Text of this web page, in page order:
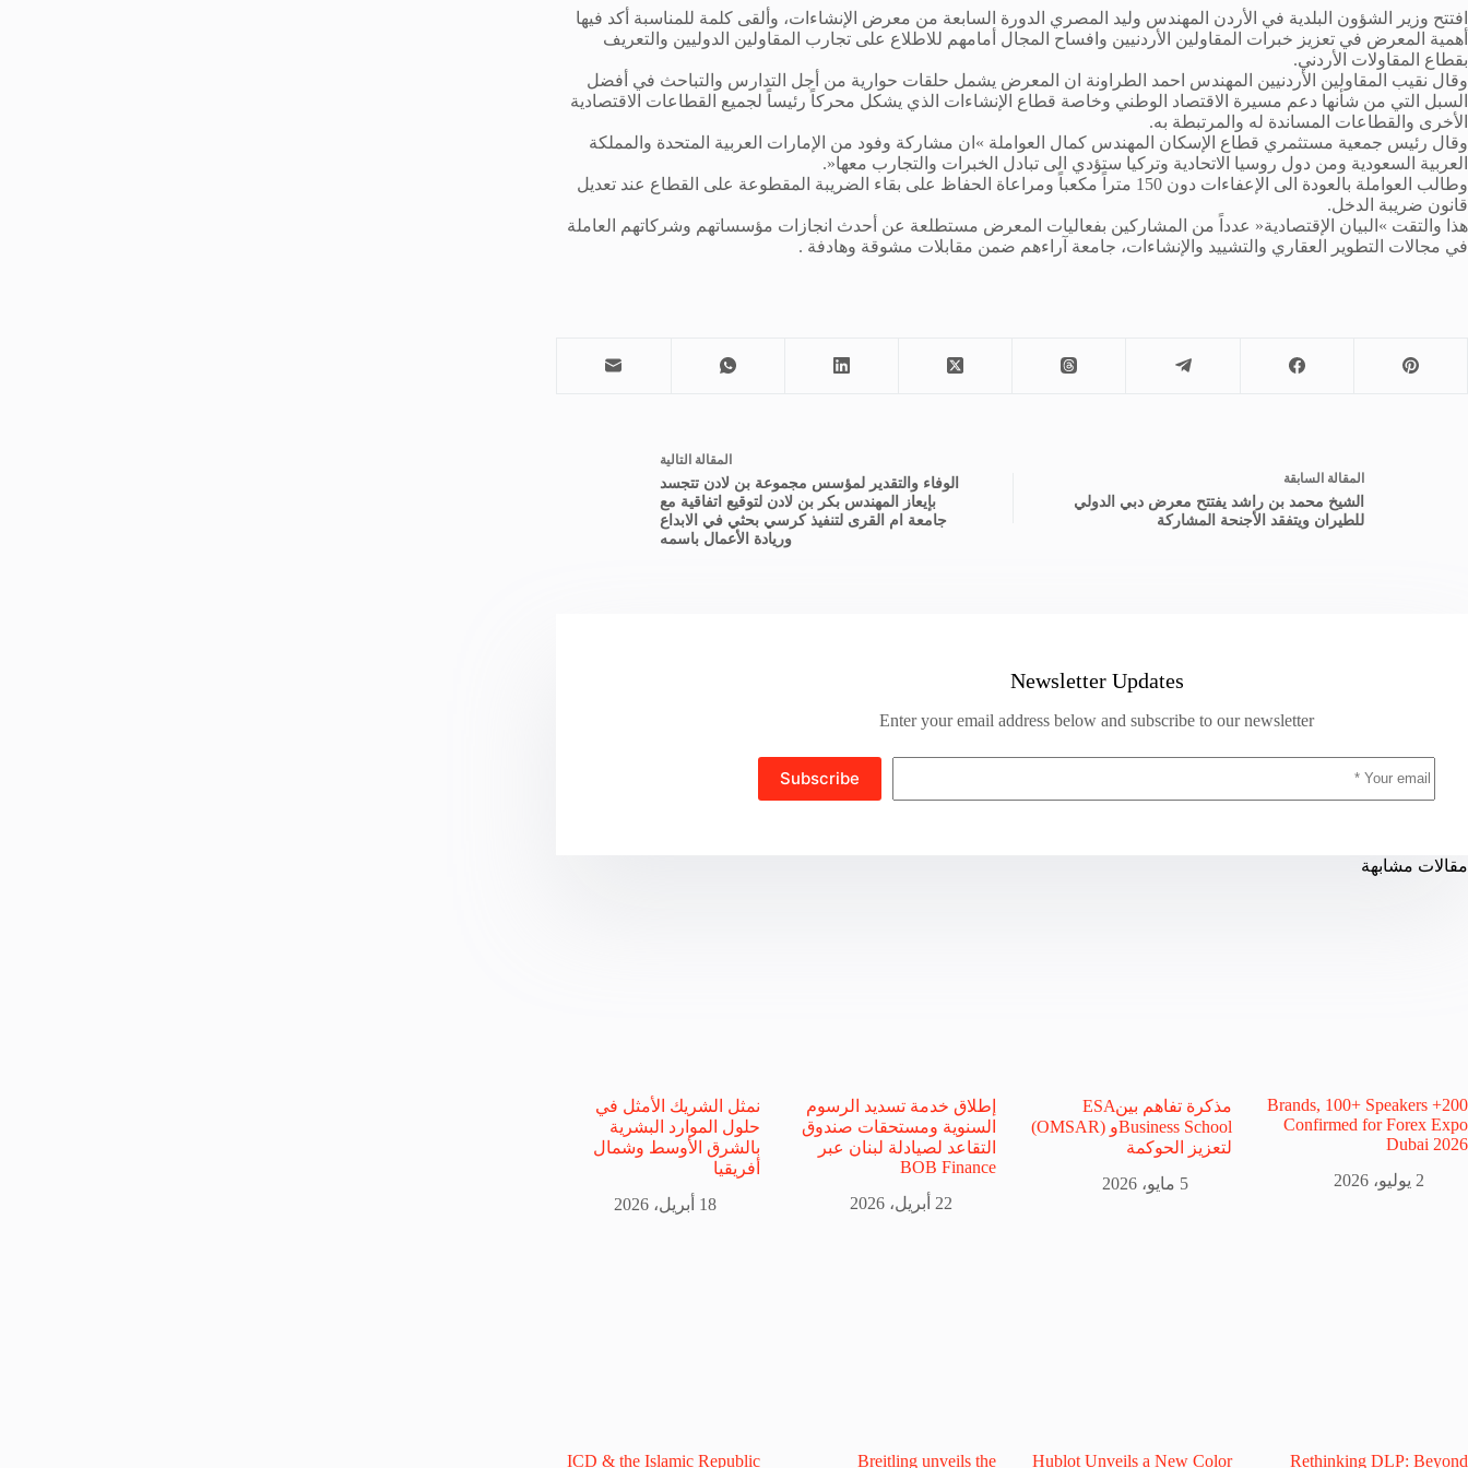
افتتح وزير الشؤون البلدية في الأردن المهندس وليد المصري الدورة السابعة من معرض الإنشاءات، وألقى كلمة للمناسبة أكد فيها
أهمية المعرض في تعزيز خبرات المقاولين الأردنيين وافساح المجال أمامهم للاطلاع على تجارب المقاولين الدوليين والتعريف
بقطاع المقاولات الأردني.
وقال نقيب المقاولين الأردنيين المهندس احمد الطراونة ان المعرض يشمل حلقات حوارية من أجل التدارس والتباحث في أفضل
السبل التي من شأنها دعم مسيرة الاقتصاد الوطني وخاصة قطاع الإنشاءات الذي يشكل محركاً رئيساً لجميع القطاعات الاقتصادية
الأخرى والقطاعات المساندة له والمرتبطة به.
وقال رئيس جمعية مستثمري قطاع الإسكان المهندس كمال العواملة »ان مشاركة وفود من الإمارات العربية المتحدة والمملكة
العربية السعودية ومن دول روسيا الاتحادية وتركيا ستؤدي الى تبادل الخبرات والتجارب معها«.
وطالب العواملة بالعودة الى الإعفاءات دون 150 متراً مكعباً ومراعاة الحفاظ على بقاء الضريبة المقطوعة على القطاع عند تعديل
قانون ضريبة الدخل.
هذا والتقت »البيان الإقتصادية« عدداً من المشاركين بفعاليات المعرض مستطلعة عن أحدث انجازات مؤسساتهم وشركاتهم العاملة
في مجالات التطوير العقاري والتشييد والإنشاءات، جامعة آراءهم ضمن مقابلات مشوقة وهادفة .
المقالة السابقة
الشيخ محمد بن راشد يفتتح معرض دبي الدولي
للطيران ويتفقد الأجنحة المشاركة
المقالة التالية
الوفاء والتقدير لمؤسس مجموعة بن لادن تتجسد
بإيعاز المهندس بكر بن لادن لتوقيع اتفاقية مع
جامعة ام القرى لتنفيذ كرسي بحثي في الابداع
وريادة الأعمال باسمه
Newsletter Updates
Enter your email address below and subscribe to our newsletter
Subscribe
مقالات مشابهة
200+ Brands, 100+ Speakers
Confirmed for Forex Expo
Dubai 2026
2 يوليو، 2026
مذكرة تفاهم بينESA
Business Schoolو (OMSAR)
لتعزيز الحوكمة
5 مايو، 2026
إطلاق خدمة تسديد الرسوم
السنوية ومستحقات صندوق
التقاعد لصيادلة لبنان عبر
BOB Finance
22 أبريل، 2026
نمثل الشريك الأمثل في
حلول الموارد البشرية
بالشرق الأوسط وشمال
أفريقيا
18 أبريل، 2026
Rethinking DLP: Beyond
Hublot Unveils a New Color
Breitling unveils the
ICD & the Islamic Republic